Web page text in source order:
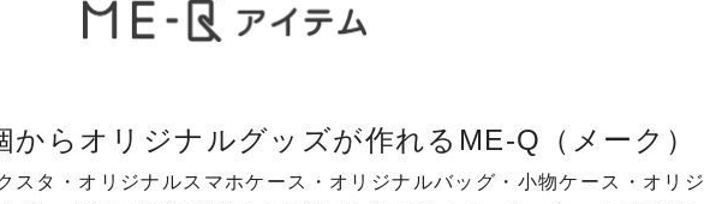
からオリジナルグッズが作れるME-Q（メーク）
スタ・オリジナルスマホケース・オリジナルバッグ・小物ケース・オリジ